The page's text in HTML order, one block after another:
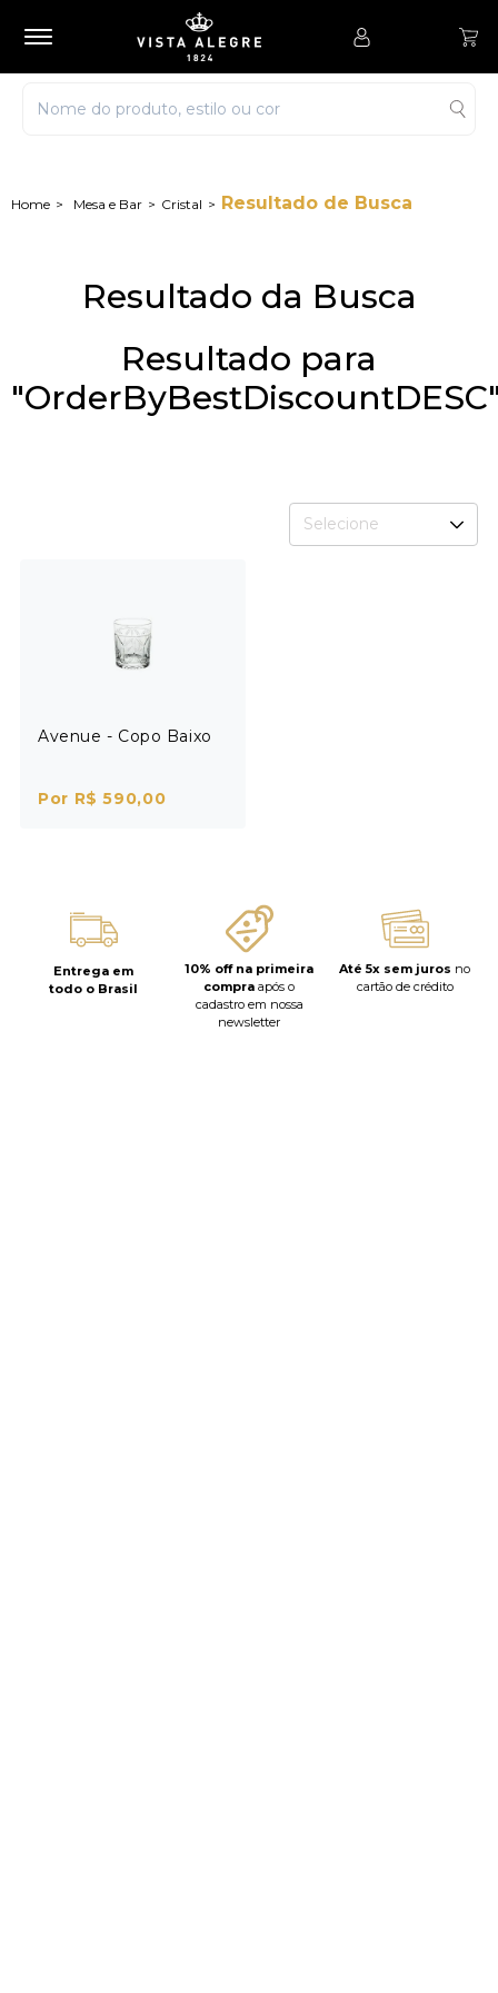
Mesa e Bar Cristal Resultado de Busca
Resultado da Busca
Resultado para
Selecione
Avenue - Copo Baixo
Por R$ 590,00
Entrega em
todo o Brasil
10% off na primeira
compra após o
cadastro em nossa
newsletter
Até 5x sem juros no
cartão de crédito